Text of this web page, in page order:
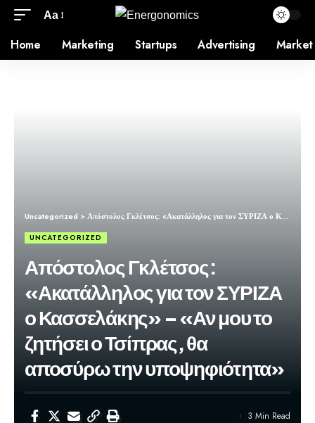
Aa
Home Marketing Startups Advertising Market
Uncategorized >Απόστολος Γκλέτσος: «Ακατάλληλος για τον ΣΥΡΙΖΑ ο Κασσελάκης» – «Αν μου το ζητήσει ο Τσίπρας, θα αποσύρω την υποψηφιότητα»
UNCATEGORIZED
Απόστολος Γκλέτσος:
«Ακατάλληλος για τον ΣΥΡΙΖΑ
ο Κασσελάκης» – «Αν μου το
ζητήσει ο Τσίπρας, θα
αποσύρω την υποψηφιότητα»
3 Min Read